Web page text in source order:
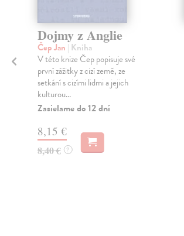
Dojmy z Anglie
Čep Jan | Kniha
V této knize Čep popisuje své
první zážitky z cizí země, ze
setkání s cizími lidmi a jejich
kulturou...
Zasielame do 12 dní
8,15 €
8,40 € ?